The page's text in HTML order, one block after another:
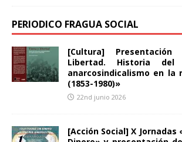
PERIODICO FRAGUA SOCIAL
[Cultura]
Libertad. Historia del
anarcosindicalismo en la
(1853-1980)»
22nd junio 2026
[Acción Social] X Jornadas